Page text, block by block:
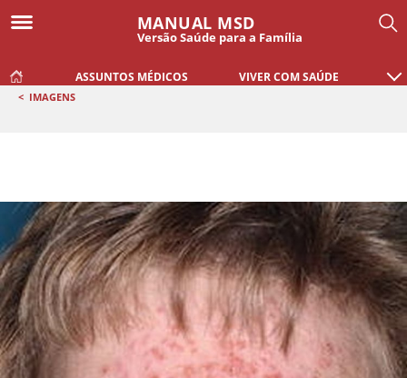
MANUAL MSD
Versão Saúde para a Família
ASSUNTOS MÉDICOS VIVER COM SAÚDE
< IMAGENS